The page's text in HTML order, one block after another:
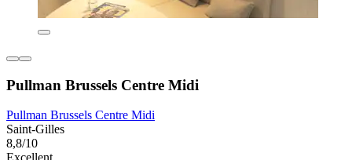
Pullman Brussels Centre Midi
Pullman Brussels Centre Midi
Saint-Gilles
8,8/10